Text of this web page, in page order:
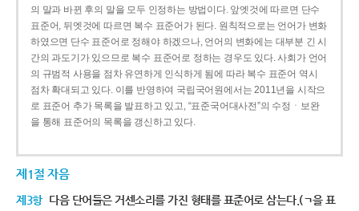
의 말과 바뀐 후의 말을 모두 인정하는 방법이다. 앞엣것에 따르면 단수
표준어, 뒤엣것에 따르면 복수 표준어가 된다. 원칙적으로는 언어가 변화
하였으면 단수 표준어로 정해야 하겠으나, 언어의 변화에는 대부분 긴 시
간의 과도기가 있으므로 복수 표준어로 정하는 경우도 있다. 사회가 언어
의 규범적 사용을 점차 유연하게 인식하게 됨에 따라 복수 표준어 역시
점차 확대되고 있다. 이를 반영하여 국립국어원에서는 2011년을 시작으
로 표준어 추가 목록을 발표하고 있고, “표준국어대사전”의 수정ㆍ보완
을 통해 표준어의 목록을 갱신하고 있다.
제1절 자음
제3항 다음 단어들은 거센소리를 가진 형태를 표준어로 삼는다.(ㄱ을 표